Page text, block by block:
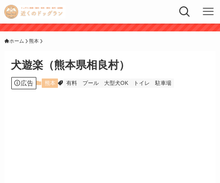
ホーム 熊本
犬遊楽（熊本県相良村）
広告 熊本 有料 プール 大型犬OK トイレ 駐車場